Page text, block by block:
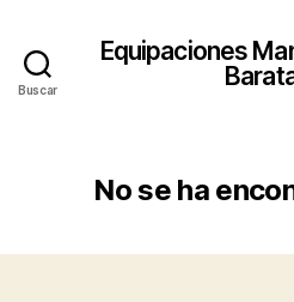
Buscar
Equipaciones
No se ha